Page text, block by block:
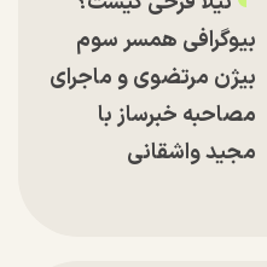
بیوگرافی همسر سوم
بیژن مرتضوی و ماجرای
مصاحبه خبرساز با
مجید واشقانی